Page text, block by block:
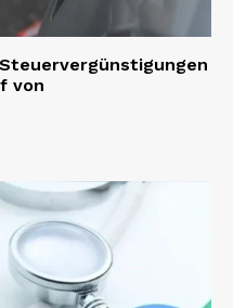
von